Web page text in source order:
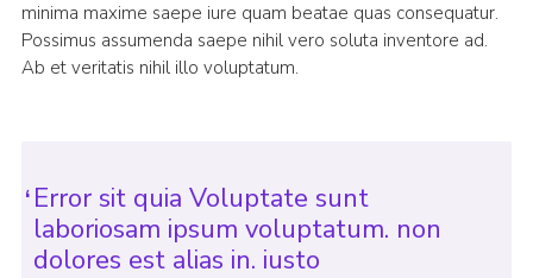
minima maxime saepe iure quam beatae quas consequatur.
Possimus assumenda saepe nihil vero soluta inventore ad.
Ab et veritatis nihil illo voluptatum.
Error sit quia Voluptate sunt
laboriosam ipsum voluptatum. non
dolores est alias in. iusto